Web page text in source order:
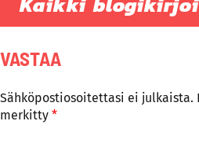
VASTAA
Sähköpostiosoitettasi ei julkaista.
merkitty *